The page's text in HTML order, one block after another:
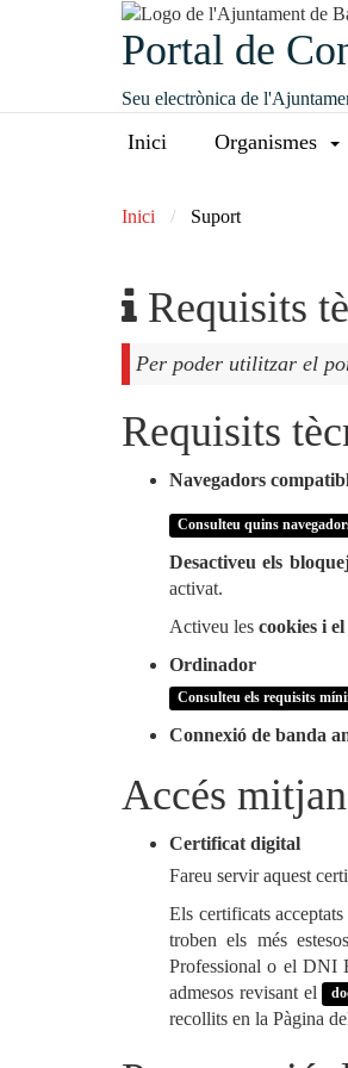
Portal de
Seu electrònica de
Inici Organismes
Inici Suport
Requisits
Per poder utilitzar el
Requisits
Navegadors
Consulteu quins
Desactiveu els
activat.
Activeu les cookies i
Ordinador
Consulteu els requisits
Connexió de banda
Accés
Certificat digital
Fareu servir aquest
Els certificats
troben els més
Professional o el DNI
admesos revisant el
recollits en la Pàgina